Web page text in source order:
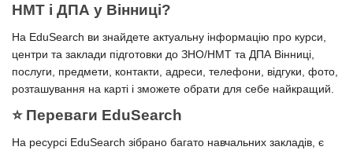
НМТ і ДПА у Вінниці?
На EduSearch ви знайдете актуальну інформацію про курси,
центри та заклади підготовки до ЗНО/НМТ та ДПА Вінниці,
послуги, предмети, контакти, адреси, телефони, відгуки, фото,
розташування на карті і зможете обрати для себе найкращий.
⭐️ Переваги EduSearch
На ресурсі EduSearch зібрано багато навчальних закладів, є